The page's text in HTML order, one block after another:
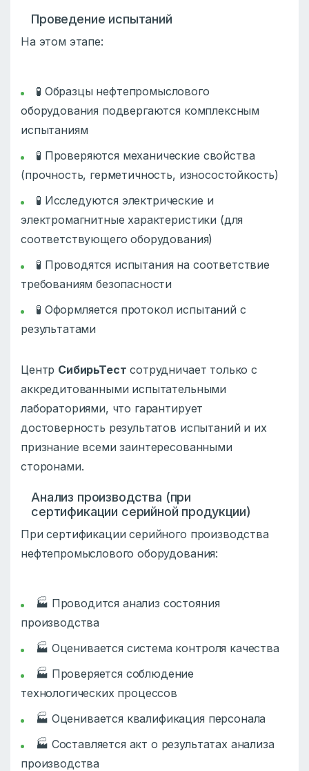
Проведение испытаний
На этом этапе:
🧪 Образцы нефтепромыслового
оборудования подвергаются комплексным
испытаниям
🧪 Проверяются механические свойства
(прочность, герметичность, износостойкость)
🧪 Исследуются электрические и
электромагнитные характеристики (для
соответствующего оборудования)
🧪 Проводятся испытания на соответствие
требованиям безопасности
🧪 Оформляется протокол испытаний с
результатами
Центр СибирьТест сотрудничает только с
аккредитованными испытательными
лабораториями, что гарантирует
достоверность результатов испытаний и их
признание всеми заинтересованными
сторонами.
Анализ производства (при
сертификации серийной продукции)
При сертификации серийного производства
нефтепромыслового оборудования:
🏭 Проводится анализ состояния
производства
🏭 Оценивается система контроля качества
🏭 Проверяется соблюдение
технологических процессов
🏭 Оценивается квалификация персонала
🏭 Составляется акт о результатах анализа
производства